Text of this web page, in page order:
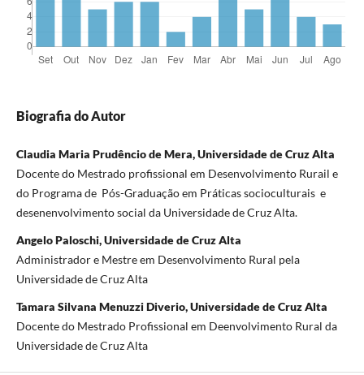
Biografia do Autor
Claudia Maria Prudêncio de Mera, Universidade de Cruz Alta
Docente do Mestrado profissional em Desenvolvimento Rurail e
do Programa de Pós-Graduação em Práticas socioculturais e
desenenvolvimento social da Universidade de Cruz Alta.
Angelo Paloschi, Universidade de Cruz Alta
Administrador e Mestre em Desenvolvimento Rural pela
Universidade de Cruz Alta
Tamara Silvana Menuzzi Diverio, Universidade de Cruz Alta
Docente do Mestrado Profissional em Deenvolvimento Rural da
Universidade de Cruz Alta